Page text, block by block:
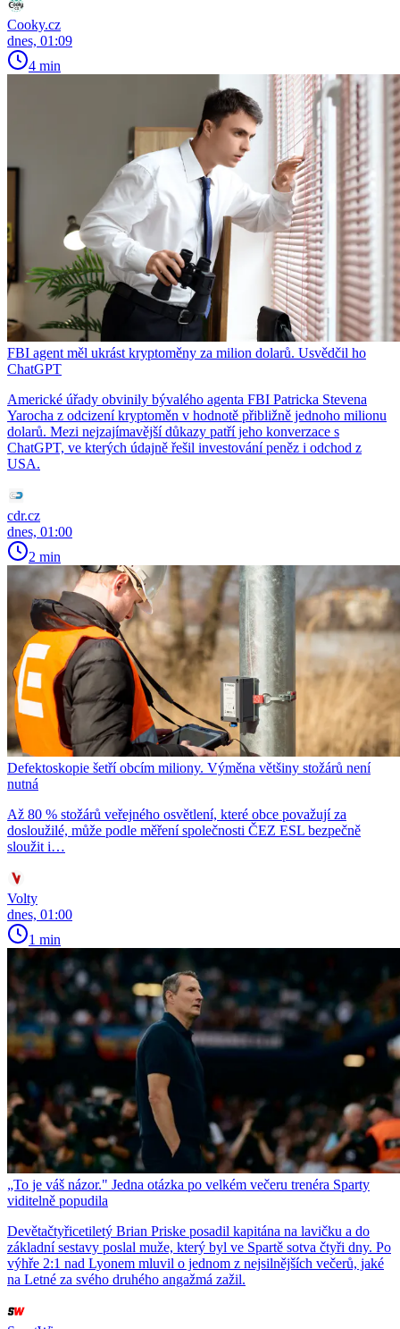
Cooky.cz
dnes, 01:09
4 min
FBI agent měl ukrást kryptoměny za milion dolarů. Usvědčil ho
ChatGPT
Americké úřady obvinily bývalého agenta FBI Patricka Stevena
Yarocha z odcizení kryptoměn v hodnotě přibližně jednoho milionu
dolarů. Mezi nejzajímavější důkazy patří jeho konverzace s
ChatGPT, ve kterých údajně řešil investování peněz i odchod z
USA.
cdr.cz
dnes, 01:00
2 min
Defektoskopie šetří obcím miliony. Výměna většiny stožárů není
nutná
Až 80 % stožárů veřejného osvětlení, které obce považují za
dosloužilé, může podle měření společnosti ČEZ ESL bezpečně
sloužit i…
Volty
dnes, 01:00
1 min
„To je váš názor." Jedna otázka po velkém večeru trenéra Sparty
viditelně popudila
Devětačtyřicetiletý Brian Priske posadil kapitána na lavičku a do
základní sestavy poslal muže, který byl ve Spartě sotva čtyři dny. Po
výhře 2:1 nad Lyonem mluvil o jednom z nejsilnějších večerů, jaké
na Letné za svého druhého angažmá zažil.